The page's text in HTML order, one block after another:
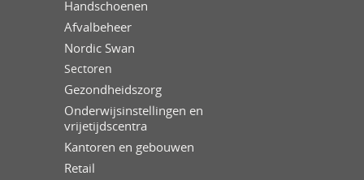
Handschoenen
Afvalbeheer
Nordic Swan
Sectoren
Gezondheidszorg
Onderwijsinstellingen en
vrijetijdscentra
Kantoren en gebouwen
Retail